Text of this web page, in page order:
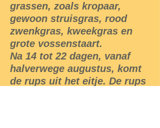
grassen, zoals kropaar,
gewoon struisgras, rood
zwenkgras, kweekgras en
grote vossenstaart.
Na 14 tot 22 dagen, vanaf
halverwege augustus, komt
de rups uit het eitje. De rups